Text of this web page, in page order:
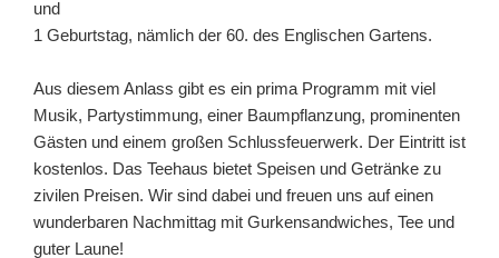
und
1 Geburtstag, nämlich der 60. des Englischen Gartens.
Aus diesem Anlass gibt es ein prima Programm mit viel
Musik, Partystimmung, einer Baumpflanzung, prominenten
Gästen und einem großen Schlussfeuerwerk. Der Eintritt ist
kostenlos. Das Teehaus bietet Speisen und Getränke zu
zivilen Preisen. Wir sind dabei und freuen uns auf einen
wunderbaren Nachmittag mit Gurkensandwiches, Tee und
guter Laune!